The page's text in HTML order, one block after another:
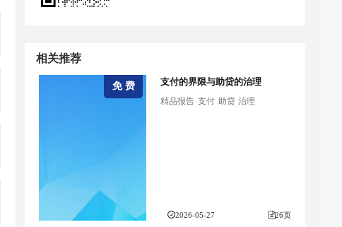
相关推荐
免 费 支付的界限与助贷的治理
精品报告 支付 助贷 治理
2026-05-27 26页